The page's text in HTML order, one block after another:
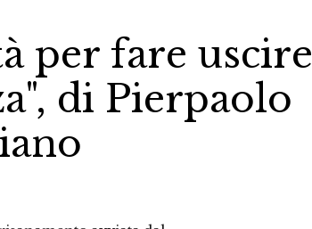
per fare uscire
di Pierpaolo